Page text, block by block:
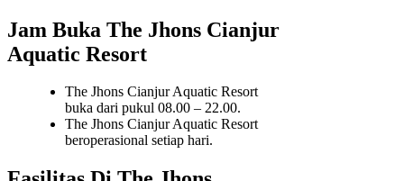
Jam Buka The Jhons Cianjur
Aquatic Resort
The Jhons Cianjur Aquatic Resort
buka dari pukul 08.00 – 22.00.
The Jhons Cianjur Aquatic Resort
beroperasional setiap hari.